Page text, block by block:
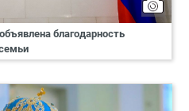
благодарность